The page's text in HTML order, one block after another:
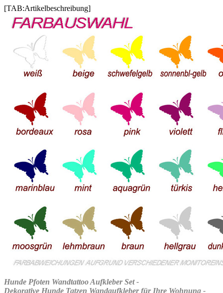
[TAB:Artikelbeschreibung]
Hunde Pfoten Wandtattoo Aufkleber Set -
Dekorative Hunde Tatzen Wandaufkleber für Ihre Wohnung -